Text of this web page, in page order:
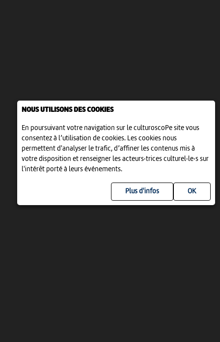
NOUS UTILISONS DES COOKIES
En poursuivant votre navigation sur le culturoscoPe site vous
consentez à l’utilisation de cookies. Les cookies nous
permettent d'analyser le trafic, d’affiner les contenus mis à
votre disposition et renseigner les acteurs·trices culturel·le·s sur
l'intérêt porté à leurs événements.
Plus d'infos